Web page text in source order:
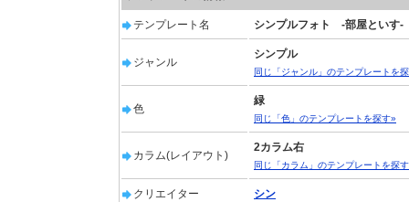
テンプレート名 シンプルフォト -部屋といす-
ジャンル
シンプル
同じ「ジャンル」のテンプレートを
色
緑
同じ「色」のテンプレートを探す»
カラム(レイアウト)
2カラム右
同じ「カラム」のテンプレートを探
クリエイター シン